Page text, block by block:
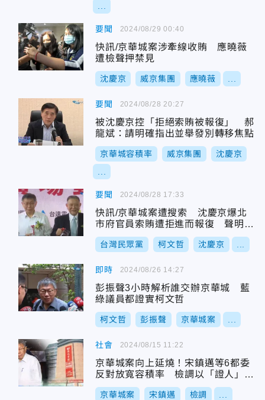
要聞
快訊/京華城案涉牽線收賄 應曉薇
遭檢聲押禁見
沈慶京 威京集團 應曉薇
2024/08/29 00:40
要聞
被沈慶京控「拒絕索賄被報復」 郝
龍斌：請明確指出並舉發別轉移焦點
京華城容積率 威京集團 沈慶京
2024/08/28 20:27
要聞
快訊/京華城案遭搜索 沈慶京爆北
市府官員索賄遭拒進而報復 聲明全
文曝
台灣民眾黨 柯文哲 沈慶京
2024/08/28 17:33
即時
彭振聲3小時解析誰交辦京華城 藍
綠議員都證實柯文哲
柯文哲 彭振聲 京華城案
2024/08/26 14:27
社會
京華城案向上延燒！宋鎮邁等6都委
反對放寬容積率 檢調以「證人」身
分約談
京華城案 宋鎮邁 檢調
2024/08/15 11:22